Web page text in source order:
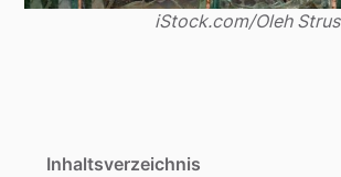
iStock.com/Oleh Strus
Inhaltsverzeichnis